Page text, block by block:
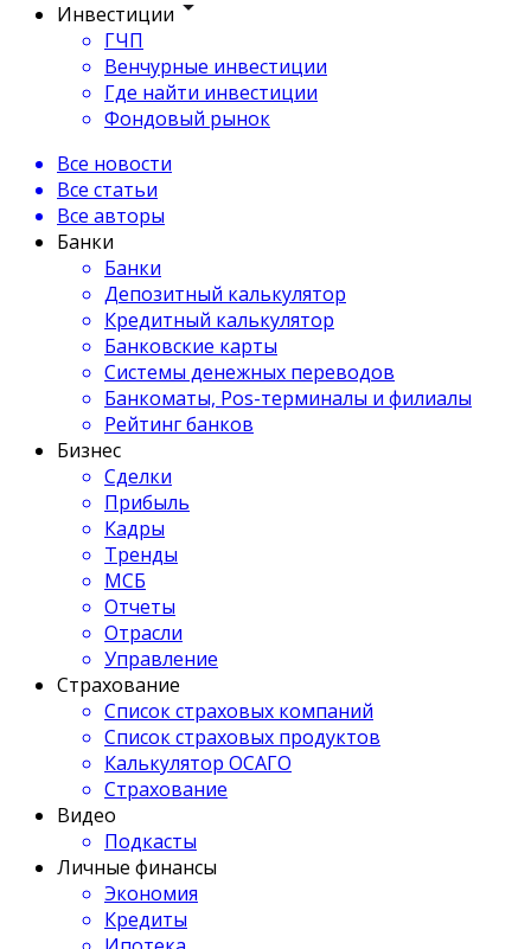
Инвестиции
ГЧП
Венчурные инвестиции
Где найти инвестиции
Фондовый рынок
Все новости
Все статьи
Все авторы
Банки
Банки
Депозитный калькулятор
Кредитный калькулятор
Банковские карты
Системы денежных переводов
Банкоматы, Pos-терминалы и филиалы
Рейтинг банков
Бизнес
Сделки
Прибыль
Кадры
Тренды
МСБ
Отчеты
Отрасли
Управление
Страхование
Список страховых компаний
Список страховых продуктов
Калькулятор ОСАГО
Страхование
Видео
Подкасты
Личные финансы
Экономия
Кредиты